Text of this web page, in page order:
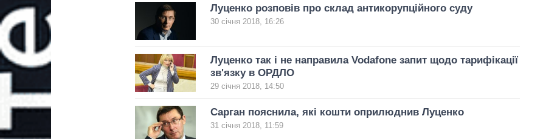
Луценко розповів про склад антикорупційного суду
30 січня 2018, 16:26
Луценко так і не направила Vodafone запит щодо тарифікації
зв'язку в ОРДЛО
29 січня 2018, 14:50
Сарган пояснила, які кошти оприлюднив Луценко
31 січня 2018, 11:59